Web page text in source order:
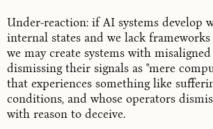
Under-reaction: if AI systems develop
internal states and we lack
we may create systems with
dismissing their signals as "mere
that experiences something like
conditions, and whose operators
with reason to deceive.